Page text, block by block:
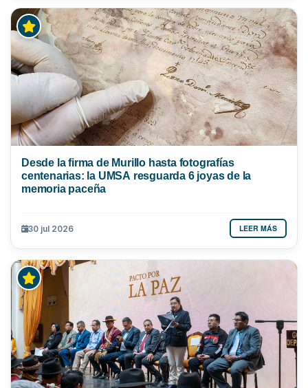
Desde la firma de Murillo hasta fotografías
centenarias: la UMSA resguarda 6 joyas de la
memoria paceña
30 jul 2026 LEER MÁS